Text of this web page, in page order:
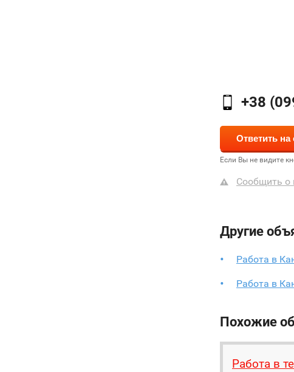
+38
Если Вы не видите
Сообщить о
Другие
Работа в
Работа в
Похожие
Работа в